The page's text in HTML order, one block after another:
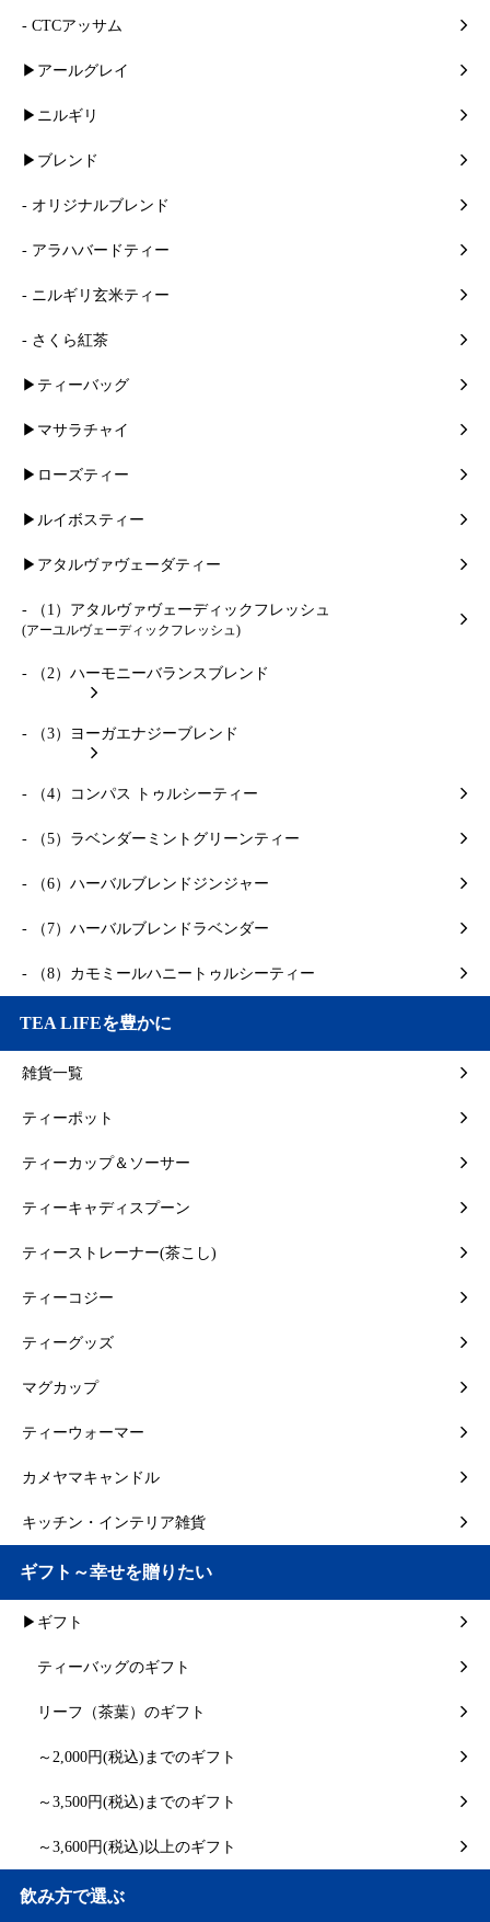
- CTCアッサム
▶アールグレイ
▶ニルギリ
▶ブレンド
- オリジナルブレンド
- アラハバードティー
- ニルギリ玄米ティー
- さくら紅茶
▶ティーバッグ
▶マサラチャイ
▶ローズティー
▶ルイボスティー
▶アタルヴァヴェーダティー
- （1）アタルヴァヴェーディックフレッシュ
(アーユルヴェーディックフレッシュ)
- （2）ハーモニーバランスブレンド
- （3）ヨーガエナジーブレンド
- （4）コンパス トゥルシーティー
- （5）ラベンダーミントグリーンティー
- （6）ハーバルブレンドジンジャー
- （7）ハーバルブレンドラベンダー
- （8）カモミールハニートゥルシーティー
TEA LIFEを豊かに
雑貨一覧
ティーポット
ティーカップ＆ソーサー
ティーキャディスプーン
ティーストレーナー(茶こし)
ティーコジー
ティーグッズ
マグカップ
ティーウォーマー
カメヤマキャンドル
キッチン・インテリア雑貨
ギフト～幸せを贈りたい
▶ギフト
ティーバッグのギフト
リーフ（茶葉）のギフト
～2,000円(税込)までのギフト
～3,500円(税込)までのギフト
～3,600円(税込)以上のギフト
飲み方で選ぶ